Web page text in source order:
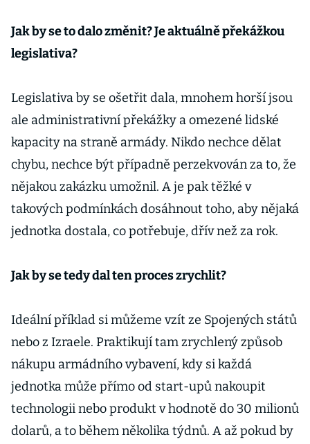
Jak by se to dalo změnit? Je aktuálně překážkou
legislativa?
Legislativa by se ošetřit dala, mnohem horší jsou
ale administrativní překážky a omezené lidské
kapacity na straně armády. Nikdo nechce dělat
chybu, nechce být případně perzekvován za to, že
nějakou zakázku umožnil. A je pak těžké v
takových podmínkách dosáhnout toho, aby nějaká
jednotka dostala, co potřebuje, dřív než za rok.
Jak by se tedy dal ten proces zrychlit?
Ideální příklad si můžeme vzít ze Spojených států
nebo z Izraele. Praktikují tam zrychlený způsob
nákupu armádního vybavení, kdy si každá
jednotka může přímo od start-upů nakoupit
technologii nebo produkt v hodnotě do 30 milionů
dolarů, a to během několika týdnů. A až pokud by